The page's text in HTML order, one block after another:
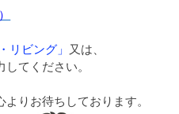
リビング」
又は、
してください。
りお待ちしております。